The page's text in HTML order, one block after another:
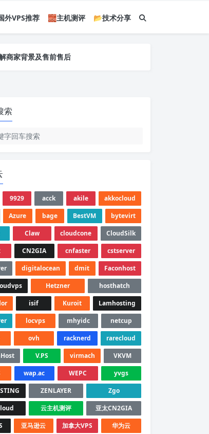
国外VPS推荐 🧱主机测评
📂技术分享
商家背景及售前售后
商家背景及售前售后
索
9929 acck akile
akkocloud
Azure bage BestVM
bytevirt
Claw cloudcone
CloudSilk
CN2GIA cnfaster
cstserver
digitalocean dmit
Faconhost
Hetzner
hosthatch
isif Kuroit
Lamhosting
locvps mhyidc
netcup
ovh racknerd
rarecloud
V.PS virmach
VKVM
wap.ac WEPC
yvgs
ZENLAYER
Zgo
云主机测评
亚太CN2GIA
亚马逊云 加拿大VPS
华为云